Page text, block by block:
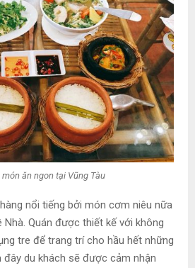
món ăn ngon tại Vũng Tàu
nổi tiếng bởi món cơm niêu nữa
Nhà. Quán được thiết kế với không
tre để trang trí cho hầu hết những
du khách sẽ được cảm nhận